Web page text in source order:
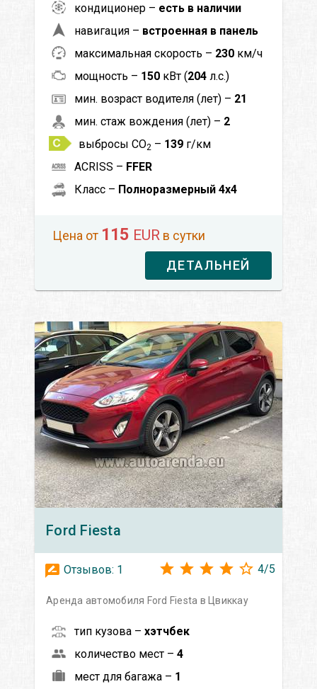
кондиционер – есть в наличии
навигация – встроенная в панель
максимальная скорость – 230 км/ч
мощность – 150 кВт (204 л.с.)
мин. возраст водителя (лет) – 21
мин. стаж вождения (лет) – 2
выбросы CO2 – 139 г/км
ACRISS – FFER
Класс – Полноразмерный 4x4
Цена от 115 EUR в сутки
ДЕТАЛЬНЕЙ
Ford Fiesta
Отзывов: 1 4/5
Аренда автомобиля Ford Fiesta в Цвиккау
тип кузова – хэтчбек
количество мест – 4
мест для багажа – 1